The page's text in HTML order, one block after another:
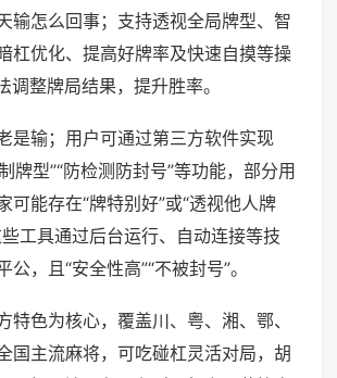
输怎么回事；支持透视全局牌型、智
杠优化、提高好牌率及快速自摸等操
调整牌局结果，提升胜率。
是输；用户可通过第三方软件实现
牌型”“防检测防封号”等功能，部分用
可能存在“牌特别好”或“透视他人牌
工具通过后台运行、自动连接等技
，且“安全性高”“不被封号”。
特色为核心，覆盖川、粤、湘、鄂、
国主流麻将，可吃碰杠灵活对局，胡